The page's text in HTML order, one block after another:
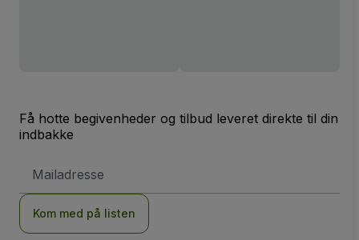
Få hotte begivenheder og tilbud leveret direkte til din
indbakke
adresse
Kom med på listen